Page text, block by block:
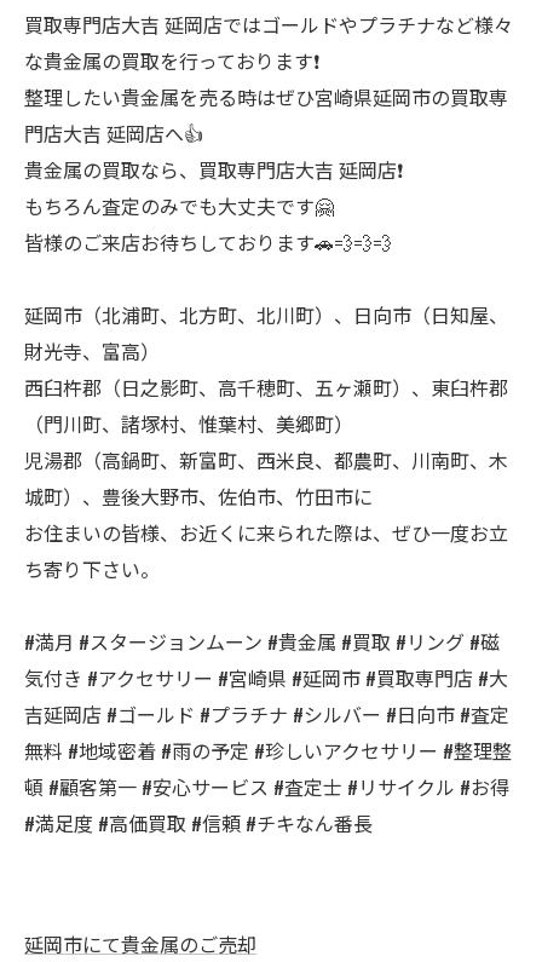
買取専門店大吉 延岡店ではゴールドやプラチナなど様々
な貴金属の買取を行っております❗
整理したい貴金属を売る時はぜひ宮崎県延岡市の買取専
門店大吉 延岡店へ👍
貴金属の買取なら、買取専門店大吉 延岡店❗
もちろん査定のみでも大丈夫です🤗
皆様のご来店お待ちしております🚗💨💨💨
延岡市（北浦町、北方町、北川町）、日向市（日知屋、
財光寺、富高）
西臼杵郡（日之影町、高千穂町、五ヶ瀬町）、東臼杵郡
（門川町、諸塚村、惟葉村、美郷町）
児湯郡（高鍋町、新富町、西米良、都農町、川南町、木
城町）、豊後大野市、佐伯市、竹田市に
お住まいの皆様、お近くに来られた際は、ぜひ一度お立
ち寄り下さい。
#満月 #スタージョンムーン #貴金属 #買取 #リング #磁
気付き #アクセサリー #宮崎県 #延岡市 #買取専門店 #大
吉延岡店 #ゴールド #プラチナ #シルバー #日向市 #査定
無料 #地域密着 #雨の予定 #珍しいアクセサリー #整理整
頓 #顧客第一 #安心サービス #査定士 #リサイクル #お得
#満足度 #高価買取 #信頼 #チキなん番長
延岡市にて貴金属のご売却